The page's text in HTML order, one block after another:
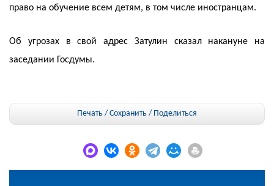
право на обучение всем детям, в том числе иностранцам.
Об угрозах в свой адрес Затулин сказал накануне на
заседании Госдумы.
Печать / Сохранить / Поделиться